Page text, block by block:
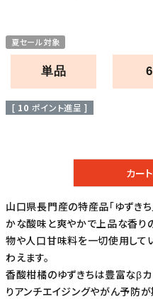
夏セール対象
単品
[ 10 ポイント進呈 ]
カー
山口県長門産の特産品「ゆずきち
かな酸味と爽やかで上品な香り
物や人口甘味料を一切使用して
わえます。
香酸柑橘のゆずきちは豊富なβ
りアンチエイジングやがん予防が